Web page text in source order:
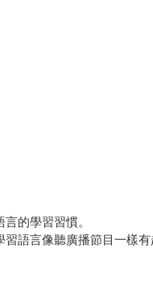
的學習習慣。
語言像聽廣播節目一樣有